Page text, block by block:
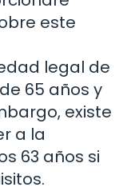
este
legal de
65 años y
existe
a la
63 años si